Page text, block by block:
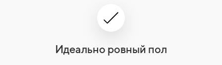
Идеально ровный пол